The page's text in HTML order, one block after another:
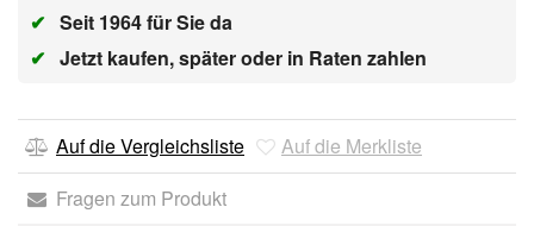
✔ Seit 1964 für Sie da
✔ Jetzt kaufen, später oder in Raten zahlen
Auf die Vergleichsliste
Auf die Merkliste
Fragen zum Produkt